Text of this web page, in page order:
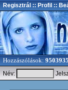
Regisztrál :: Profil ::
Hozzászólások:
Név: